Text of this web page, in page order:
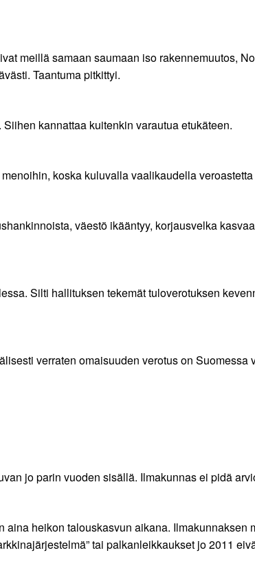
meillä samaan saumaan iso rakennemuutos,
Taantuma pitkittyi.
kannattaa kuitenkin varautua etukäteen.
koska kuluvalla vaalikaudella
väestö ikääntyy, korjausvelka
Silti hallituksen tekemät tuloverotuksen
verraten omaisuuden verotus on Suomessa
jo parin vuoden sisällä. Ilmakunnas ei pidä
heikon talouskasvun aikana.
tai palkanleikkaukset jo 2011